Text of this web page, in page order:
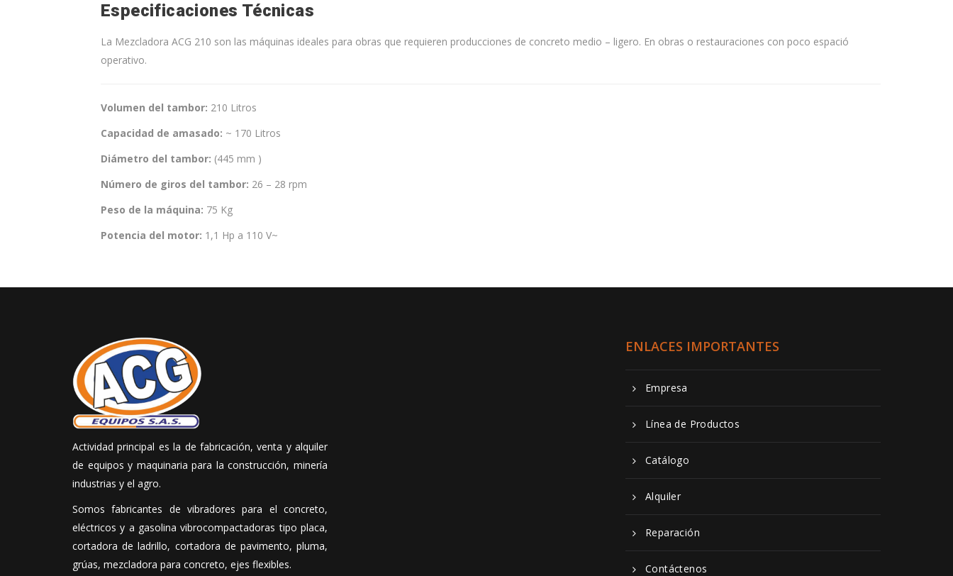
Especificaciones Técnicas
La Mezcladora ACG 210 son las máquinas ideales para obras que requieren producciones de concreto medio – ligero. En obras o restauraciones con poco espació
operativo.
Volumen del tambor: 210 Litros
Capacidad de amasado: ~ 170 Litros
Diámetro del tambor: (445 mm )
Número de giros del tambor: 26 – 28 rpm
Peso de la máquina: 75 Kg
Potencia del motor: 1,1 Hp a 110 V~
Actividad principal es la de fabricación, venta y alquiler
de equipos y maquinaria para la construcción, minería
industrias y el agro.
Somos fabricantes de vibradores para el concreto,
eléctricos y a gasolina vibrocompactadoras tipo placa,
cortadora de ladrillo, cortadora de pavimento, pluma,
grúas, mezcladora para concreto, ejes flexibles.
ENLACES IMPORTANTES
Empresa
Línea de Productos
Catálogo
Alquiler
Reparación
Contáctenos